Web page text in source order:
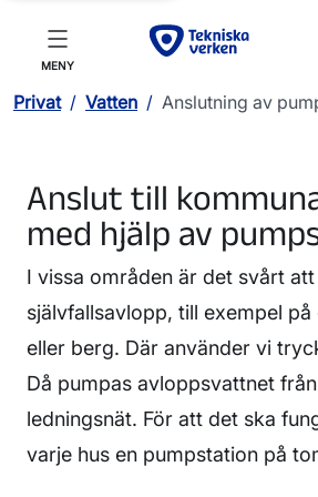
MENY
Privat / Vatten / Anslutning av
Anslut till
med hjälp av
I vissa områden är det svårt
självfallsavlopp, till exempel
eller berg. Där använder vi
Då pumpas avloppsvattnet
ledningsnät. För att det ska
varje hus en pumpstation på